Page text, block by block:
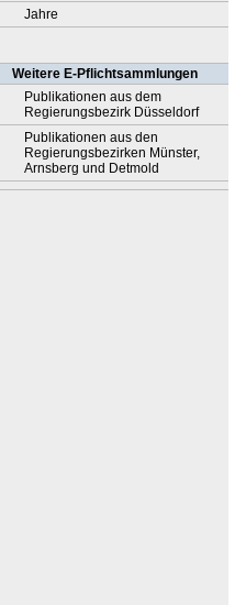
Jahre
Weitere E-Pflichtsammlungen
Publikationen aus dem
Regierungsbezirk Düsseldorf
Publikationen aus den
Regierungsbezirken Münster,
Arnsberg und Detmold